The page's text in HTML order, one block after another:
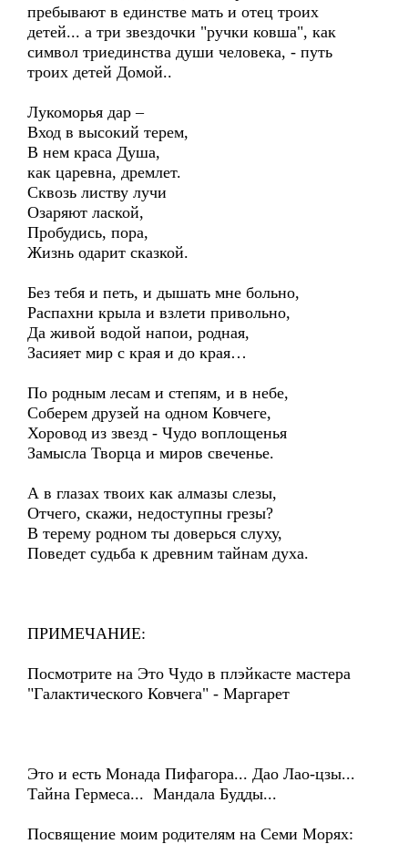
пребывают в единстве мать и отец троих
детей... а три звездочки "ручки ковша", как
символ триединства души человека, - путь
троих детей Домой..
Лукоморья дар –
Вход в высокий терем,
В нем краса Душа,
как царевна, дремлет.
Сквозь листву лучи
Озаряют лаской,
Пробудись, пора,
Жизнь одарит сказкой.
Без тебя и петь, и дышать мне больно,
Распахни крыла и взлети привольно,
Да живой водой напои, родная,
Засияет мир с края и до края…
По родным лесам и степям, и в небе,
Соберем друзей на одном Ковчеге,
Хоровод из звезд - Чудо воплощенья
Замысла Творца и миров свеченье.
А в глазах твоих как алмазы слезы,
Отчего, скажи, недоступны грезы?
В терему родном ты доверься слуху,
Поведет судьба к древним тайнам духа.
ПРИМЕЧАНИЕ:
Посмотрите на Это Чудо в плэйкасте мастера
"Галактического Ковчега" - Маргарет
Это и есть Монада Пифагора... Дао Лао-цзы...
Тайна Гермеса... Мандала Будды...
Посвящение моим родителям на Семи Морях: